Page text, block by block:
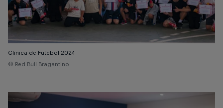
Clinica de Futebol 2024
© Red Bull Bragantino